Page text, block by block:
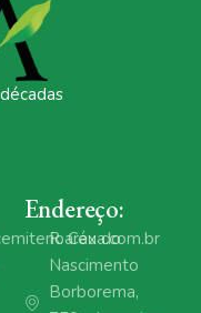
Endereço:
R. Céu do
Nascimento
Borborema,